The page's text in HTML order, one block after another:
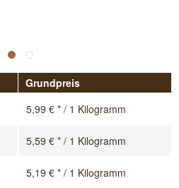
Grundpreis
5,99 € * / 1 Kilogramm
5,59 € * / 1 Kilogramm
5,19 € * / 1 Kilogramm